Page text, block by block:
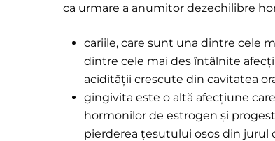
ca urmare a anumitor dezechilibre
cariile, care sunt una dintre cele
dintre cele mai des întâlnite
acidității crescute din cavitatea
gingivita este o altă afecțiune
hormonilor de estrogen și
pierderea țesutului osos din jurul